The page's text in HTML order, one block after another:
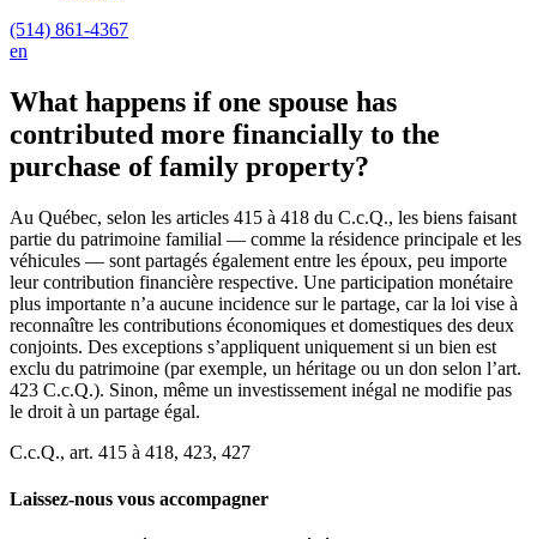
(514) 861-4367
en
What happens if one spouse has
contributed more financially to the
purchase of family property?
Au Québec, selon les articles 415 à 418 du C.c.Q., les biens faisant
partie du patrimoine familial — comme la résidence principale et les
véhicules — sont partagés également entre les époux, peu importe
leur contribution financière respective. Une participation monétaire
plus importante n’a aucune incidence sur le partage, car la loi vise à
reconnaître les contributions économiques et domestiques des deux
conjoints. Des exceptions s’appliquent uniquement si un bien est
exclu du patrimoine (par exemple, un héritage ou un don selon l’art.
423 C.c.Q.). Sinon, même un investissement inégal ne modifie pas
le droit à un partage égal.
C.c.Q., art. 415 à 418, 423, 427
Laissez-nous vous accompagner